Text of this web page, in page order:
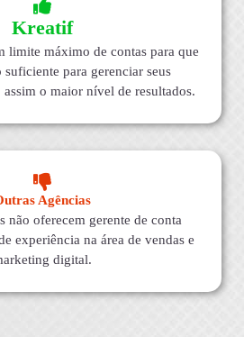
Kreatif
limite máximo de contas para que
suficiente para gerenciar seus
o maior nível de resultados.
Agências
não oferecem gerente de conta
experiência na área de vendas e
digital.